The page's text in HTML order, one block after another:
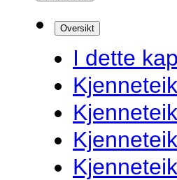
Oversikt
I dette